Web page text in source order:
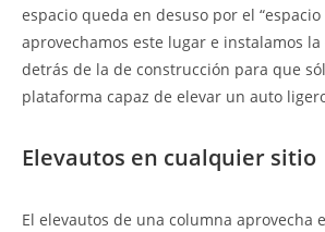
espacio queda en desuso por el
aprovechamos este lugar e instalamos
detrás de la de construcción para que
plataforma capaz de elevar un auto
Elevautos en cualquier sitio
El elevautos de una columna aprovecha